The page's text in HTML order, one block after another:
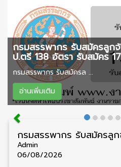
กรมสรรพากร รับสมัครลู
ป.ตรี 138 อัตรา รับสมัคร
กรมสรรพากร รับสมัครล ...
อ่านเพิ่มเติม
Admin
06/08/2026